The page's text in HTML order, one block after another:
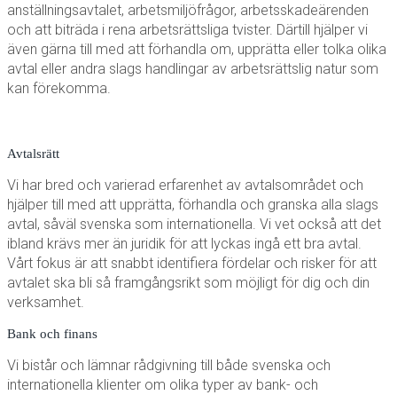
anställningsavtalet, arbetsmiljöfrågor, arbetsskadeärenden
och att biträda i rena arbetsrättsliga tvister. Därtill hjälper vi
även gärna till med att förhandla om, upprätta eller tolka olika
avtal eller andra slags handlingar av arbetsrättslig natur som
kan förekomma.
Avtalsrätt
Vi har bred och varierad erfarenhet av avtalsområdet och
hjälper till med att upprätta, förhandla och granska alla slags
avtal, såväl svenska som internationella. Vi vet också att det
ibland krävs mer än juridik för att lyckas ingå ett bra avtal.
Vårt fokus är att snabbt identifiera fördelar och risker för att
avtalet ska bli så framgångsrikt som möjligt för dig och din
verksamhet.
Bank och finans
Vi bistår och lämnar rådgivning till både svenska och
internationella klienter om olika typer av bank- och